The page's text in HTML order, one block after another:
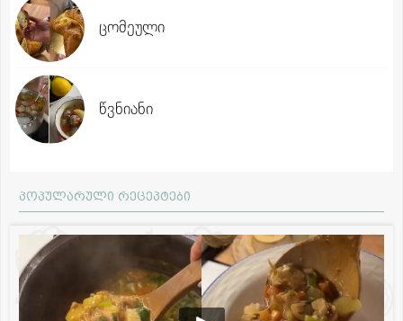
ცომეული
წვნიანი
პოპულარული რეცეპტები